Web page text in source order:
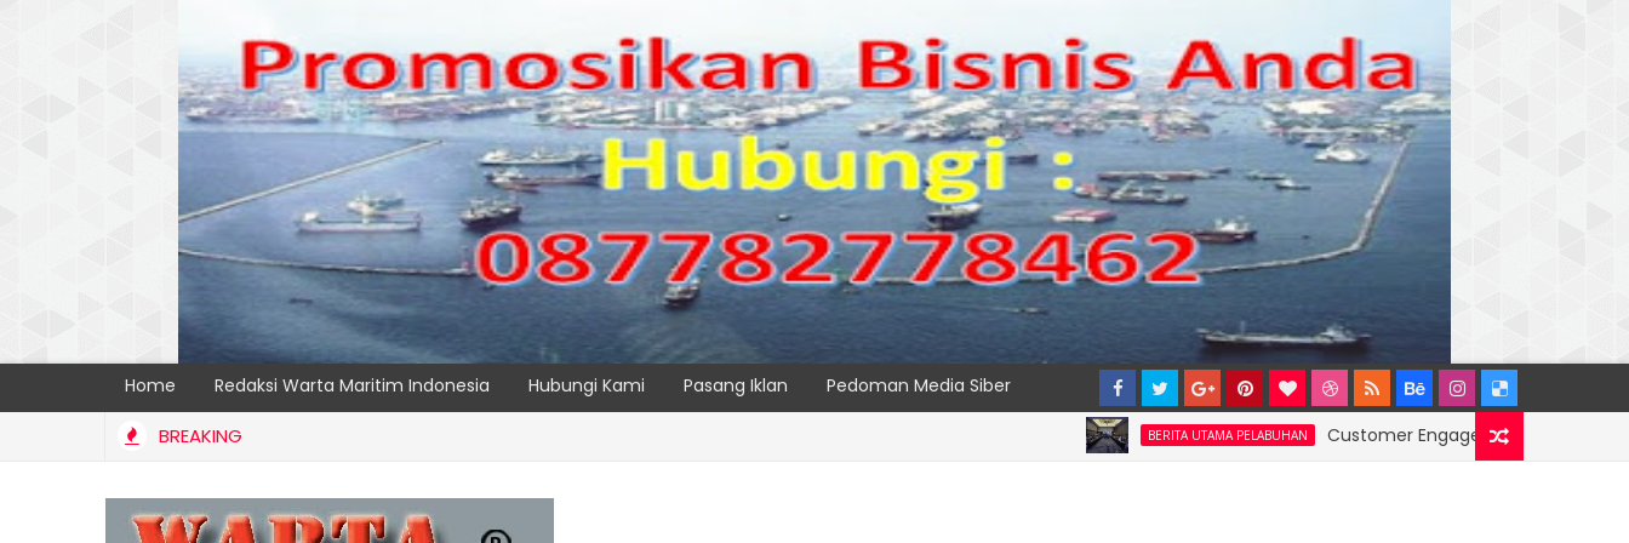
Home Redaksi Warta Maritim Indonesia Hubungi Kami Pasang Iklan Pedoman Media Siber
BREAKING BERITA UTAMA PELABUHAN Customer Engagement Wilayah 4: Pelindo